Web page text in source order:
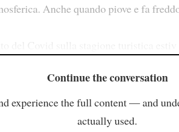
Anche quando piove e fa
Continue the conversation
experience the full content — and
actually used.